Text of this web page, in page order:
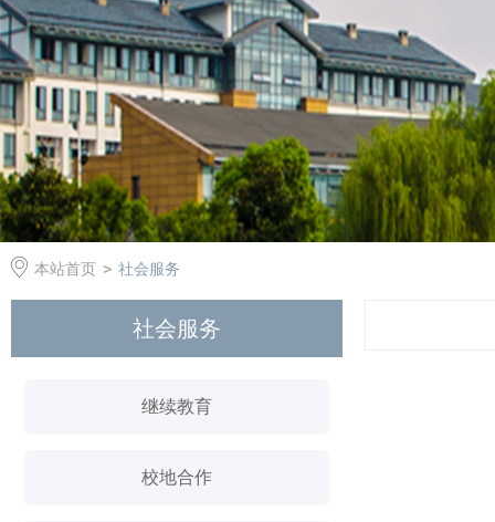
本站首页 > 社会服务
社会服务
继续教育
校地合作